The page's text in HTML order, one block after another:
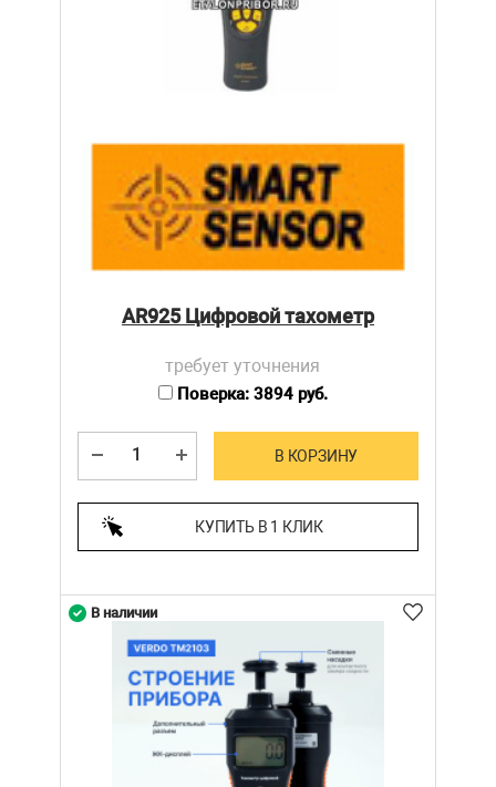
AR925 Цифровой тахометр
требует уточнения
Поверка: 3894 руб.
В КОРЗИНУ
КУПИТЬ В 1 КЛИК
В наличии